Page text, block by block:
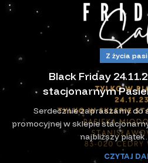
Z życia
Black Friday
stacjonarnym
Serdecznie zapraszamy do
promocyjnej w sklepie
najbliższy
CZYTAJ